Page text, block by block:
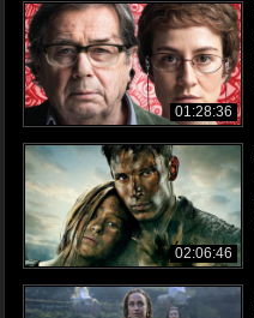
01:28:36
02:06:46